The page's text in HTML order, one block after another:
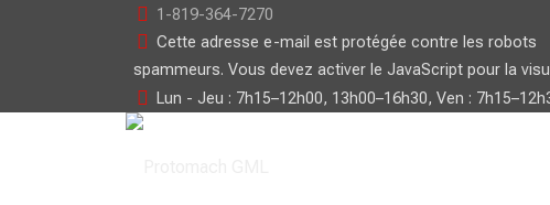
1-819-364-7270
Cette adresse e-mail est protégée contre les robots
spammeurs. Vous devez activer le JavaScript pour la
Lun - Jeu : 7h15–12h00, 13h00–16h30, Ven :